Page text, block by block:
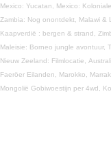
Mexico: Yucatan, Mexico:
Zambia: Nog onontdekt, Malawi &
Kaapverdië : bergen & strand,
Maleisie: Borneo jungle avontuur,
Nieuw Zeeland: Filmlocatie,
Faeröer Eilanden, Marokko,
Mongolië Gobiwoestijn per 4wd,